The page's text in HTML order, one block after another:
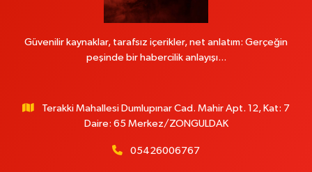
Güvenilir kaynaklar, tarafsız içerikler, net anlatım: Gerçeğin
peşinde bir habercilik anlayışı...
Terakki Mahallesi Dumlupınar Cad. Mahir Apt. 12, Kat: 7
Daire: 65 Merkez/ZONGULDAK
05426006767